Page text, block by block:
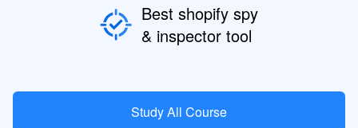
Best shopify spy
& inspector tool
Study All Course